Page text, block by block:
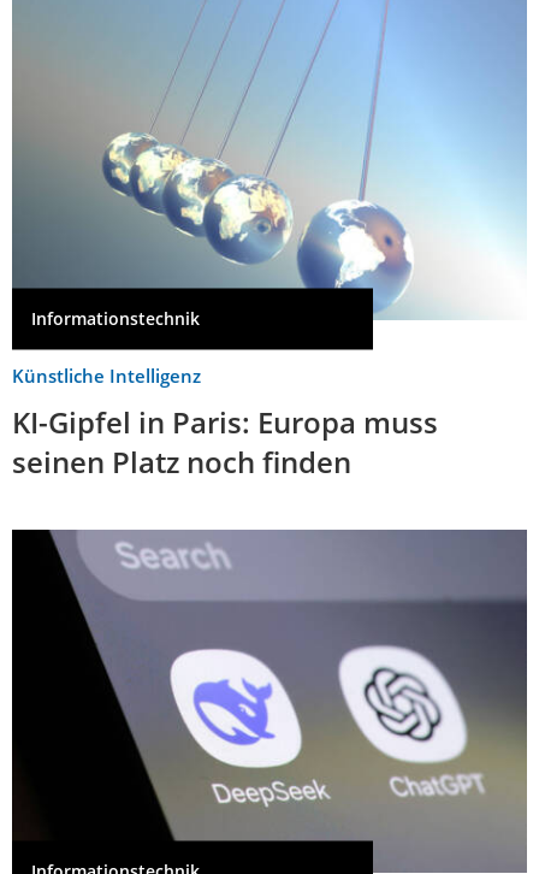
Informationstechnik
Künstliche Intelligenz
KI-Gipfel in Paris: Europa muss
seinen Platz noch finden